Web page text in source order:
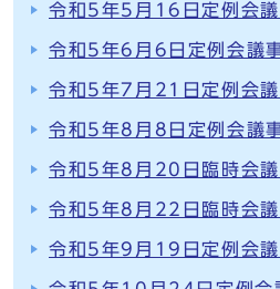
令和5年5月16日定例会議
令和5年6月6日定例会議
令和5年7月21日定例会議
令和5年8月8日定例会議
令和5年8月20日臨時会議
令和5年8月22日臨時会議
令和5年9月19日定例会議